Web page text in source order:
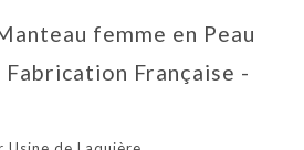
femme en Peau
Française -